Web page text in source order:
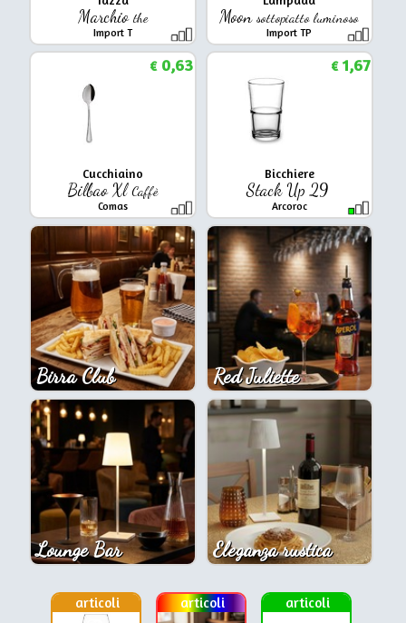
Marchio the
Import T
Moonsottopiatto luminoso
Import TP
Cucchiaino
Bilbao XlCaffè
Comas
€0,63
Bicchiere
Stack Up 29
Arcoroc
€1,67
Birra Club Red Juliette
Lounge Bar Eleganza rustica
articoli articoli articoli